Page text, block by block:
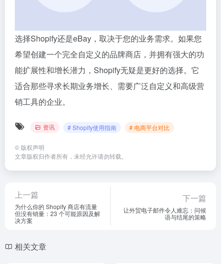
选择Shopify还是eBay，取决于您的业务需求。如果您
希望创建一个完全自定义的品牌商店，并拥有强大的功
能扩展性和增长潜力，Shopify无疑是更好的选择。它
适合那些寻求长期业务增长、需要广泛自定义和高级营
销工具的企业。
资讯 # Shopify使用指南 # 电商平台对比
© 版权声明
文章版权归作者所有，未经允许请勿转载。
上一篇
为什么你的 Shopify 商店有流量
但没有销量：23 个可能原因及解
决方案
下一篇
让外贸电子邮件令人难忘：问候
语与结尾的策略
相关文章